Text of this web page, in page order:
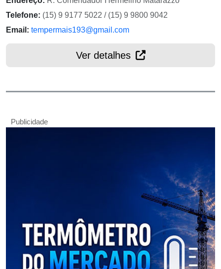
Telefone: (15) 9 9177 5022 / (15) 9 9800 9042
Email: tempermais193@gmail.com
Ver detalhes
Publicidade